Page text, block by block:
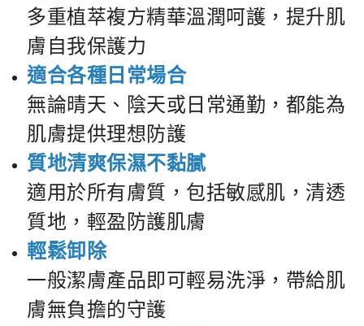
多重植萃複方精華溫潤呵護，提升肌
膚自我保護力
適合各種日常場合
無論晴天、陰天或日常通勤，都能為
肌膚提供理想防護
質地清爽保濕不黏膩
適用於所有膚質，包括敏感肌，清透
質地，輕盈防護肌膚
輕鬆卸除
一般潔膚產品即可輕易洗淨，帶給肌
膚無負擔的守護